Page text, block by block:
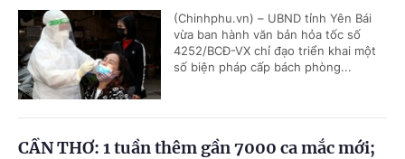
(Chinhphu.vn) – UBND tỉnh Yên Bái
vừa ban hành văn bản hỏa tốc số
4252/BCĐ-VX chỉ đạo triển khai một
số biện pháp cấp bách phòng...
CẦN THƠ: 1 tuần thêm gần 7000 ca mắc mới;